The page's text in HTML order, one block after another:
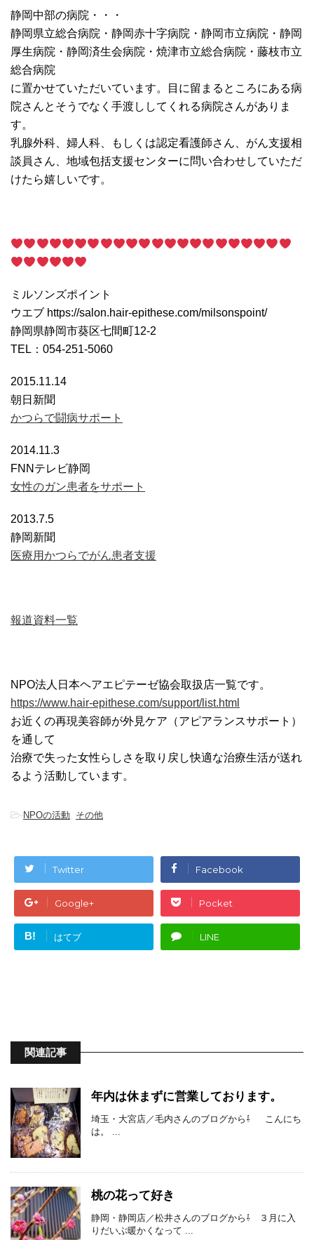
静岡中部の病院・・・
静岡県立総合病院・静岡赤十字病院・静岡市立病院・静岡
厚生病院・静岡済生会病院・焼津市立総合病院・藤枝市立
総合病院
に置かせていただいています。目に留まるところにある病
院さんとそうでなく手渡ししてくれる病院さんがありま
す。
乳腺外科、婦人科、もしくは認定看護師さん、がん支援相
談員さん、地域包括支援センターに問い合わせしていただ
けたら嬉しいです。
ミルソンズポイント
ウエブ https://salon.hair-epithese.com/milsonspoint/
静岡県静岡市葵区七間町12-2
TEL：054-251-5060
2015.11.14
朝日新聞
かつらで闘病サポート
2014.11.3
FNNテレビ静岡
女性のガン患者をサポート
2013.7.5
静岡新聞
医療用かつらでがん患者支援
報道資料一覧
NPO法人日本ヘアエピテーゼ協会取扱店一覧です。
https://www.hair-epithese.com/support/list.html
お近くの再現美容師が外見ケア（アピアランスサポート）
を通して
治療で失った女性らしさを取り戻し快適な治療生活が送れ
るよう活動しています。
-NPOの活動, その他
Twitter Facebook
Google+ Pocket
B! はてブ LINE
関連記事
年内は休まずに営業しております。
埼玉・大宮店／毛内さんのブログから⇩ こんにち
は。 ...
桃の花って好き
静岡・静岡店／松井さんのブログから⇩ ３月に入
りだいぶ暖かくなって ...